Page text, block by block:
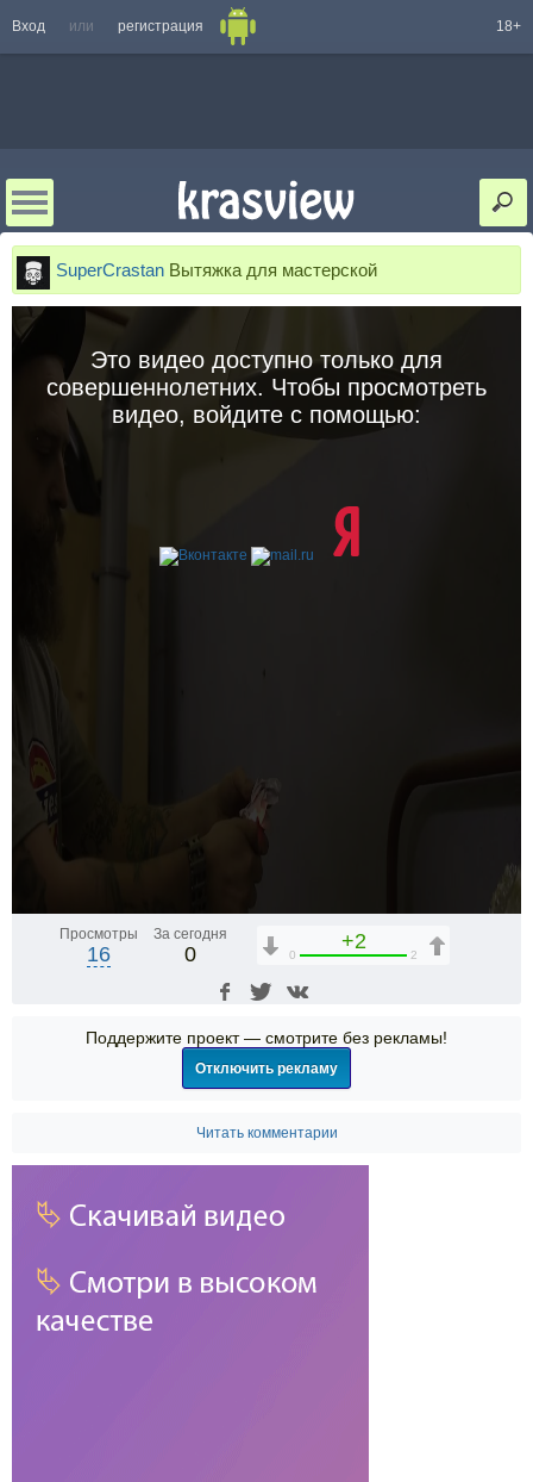
Вход или регистрация 18+
SuperCrastan Вытяжка для мастерской
Это видео доступно только для
совершеннолетних. Чтобы просмотреть
видео, войдите с помощью:
Просмотры
16
За сегодня
0
+2
0 2
Поддержите проект — смотрите без рекламы!
Отключить рекламу
Читать комментарии